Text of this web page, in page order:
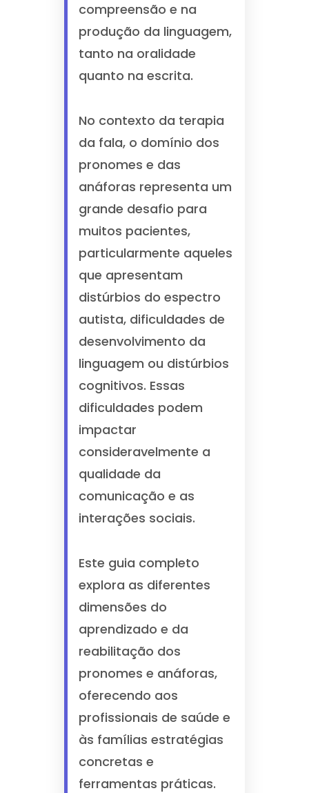
compreensão e na
produção da linguagem,
tanto na oralidade
quanto na escrita.
No contexto da terapia
da fala, o domínio dos
pronomes e das
anáforas representa um
grande desafio para
muitos pacientes,
particularmente aqueles
que apresentam
distúrbios do espectro
autista, dificuldades de
desenvolvimento da
linguagem ou distúrbios
cognitivos. Essas
dificuldades podem
impactar
consideravelmente a
qualidade da
comunicação e as
interações sociais.
Este guia completo
explora as diferentes
dimensões do
aprendizado e da
reabilitação dos
pronomes e anáforas,
oferecendo aos
profissionais de saúde e
às famílias estratégias
concretas e
ferramentas práticas.